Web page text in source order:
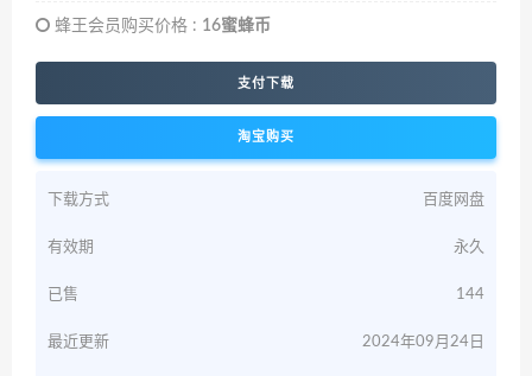
蜂王会员购买价格 : 16蜜蜂币
支付下载
淘宝购买
下载方式 百度网盘
有效期 永久
已售 144
最近更新 2024年09月24日